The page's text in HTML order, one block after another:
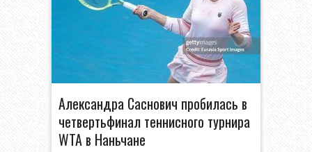
Александра Саснович пробилась в
четвертьфинал теннисного турнира
WTA в Наньчане